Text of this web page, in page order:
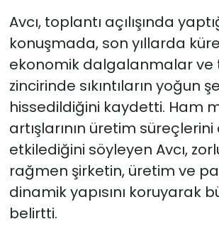
Avcı, toplantı açılışında
konuşmada, son yıllarda
ekonomik dalgalanmalar ve
zincirinde sıkıntıların yoğun
hissedildiğini kaydetti. Ham
artışlarının üretim
etkilediğini söyleyen Avcı,
rağmen şirketin, üretim ve
dinamik yapısını koruyarak
belirtti.